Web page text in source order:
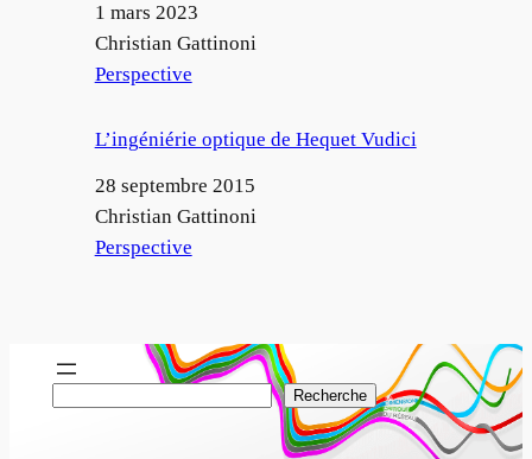
Date
1 mars 2023
Auteur
Christian Gattinoni
Par rapport à
Perspective
L’ingéniérie optique de Hequet Vudici
Date
28 septembre 2015
Auteur
Christian Gattinoni
Par rapport à
Perspective
Recherche